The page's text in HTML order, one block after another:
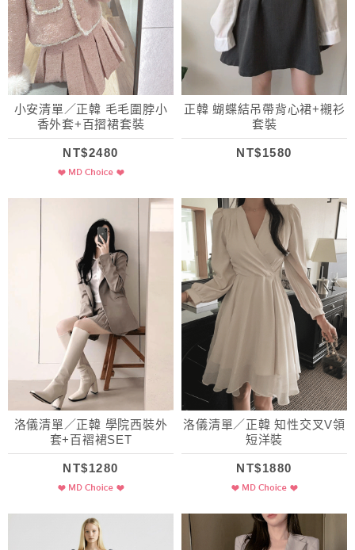
小安清單／正韓 毛毛圍脖小
香外套+百摺裙套裝
NT$2480
正韓 蝴蝶結吊帶背心裙+襯衫
套裝
NT$1580
洛儀清單／正韓 學院西裝外
套+百褶裙SET
NT$1280
洛儀清單／正韓 知性交叉V領
短洋裝
NT$1880